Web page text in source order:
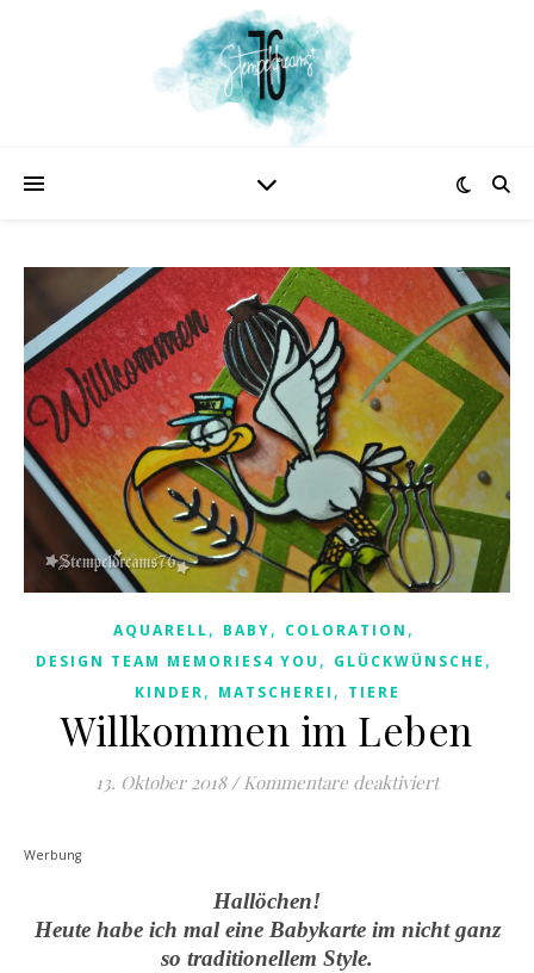
AQUARELL, BABY, COLORATION ,
DESIGN TEAM MEMORIES4 YOU , GLÜCKWÜNSCHE ,
KINDER, MATSCHEREI , TIERE
Willkommen im Leben
13. Oktober 2018 / Kommentare deaktiviertfür
Werbung
Hallöchen!
Heute habe ich mal eine Babykarte im nicht ganz
so traditionellem Style.